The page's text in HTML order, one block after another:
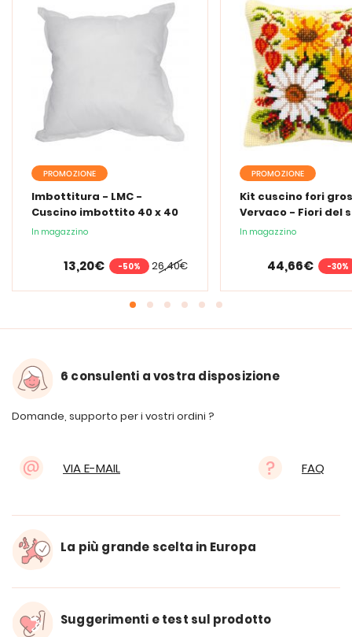
PROMOZIONE
Imbottitura - LMC -
Cuscino imbottito 40 x 40
cm
In magazzino
26,40€
13,20€ -50%
PROMOZIONE
Kit cuscino fori
Vervaco - Fiori del
In magazzino
44,66€ -30%
6 consulenti a vostra disposizione
Domande, supporto per i vostri ordini ?
VIA E-MAIL FAQ
La più grande scelta in Europa
Suggerimenti e test sul prodotto